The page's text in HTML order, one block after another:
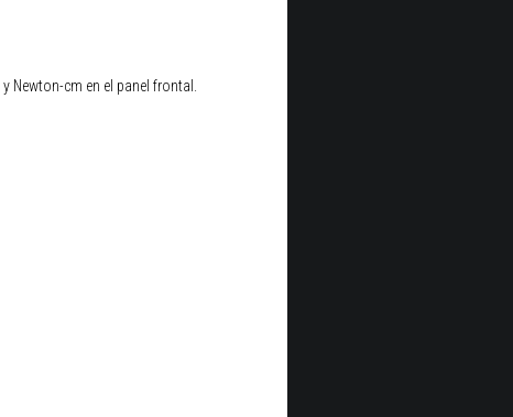
cm en el panel frontal.